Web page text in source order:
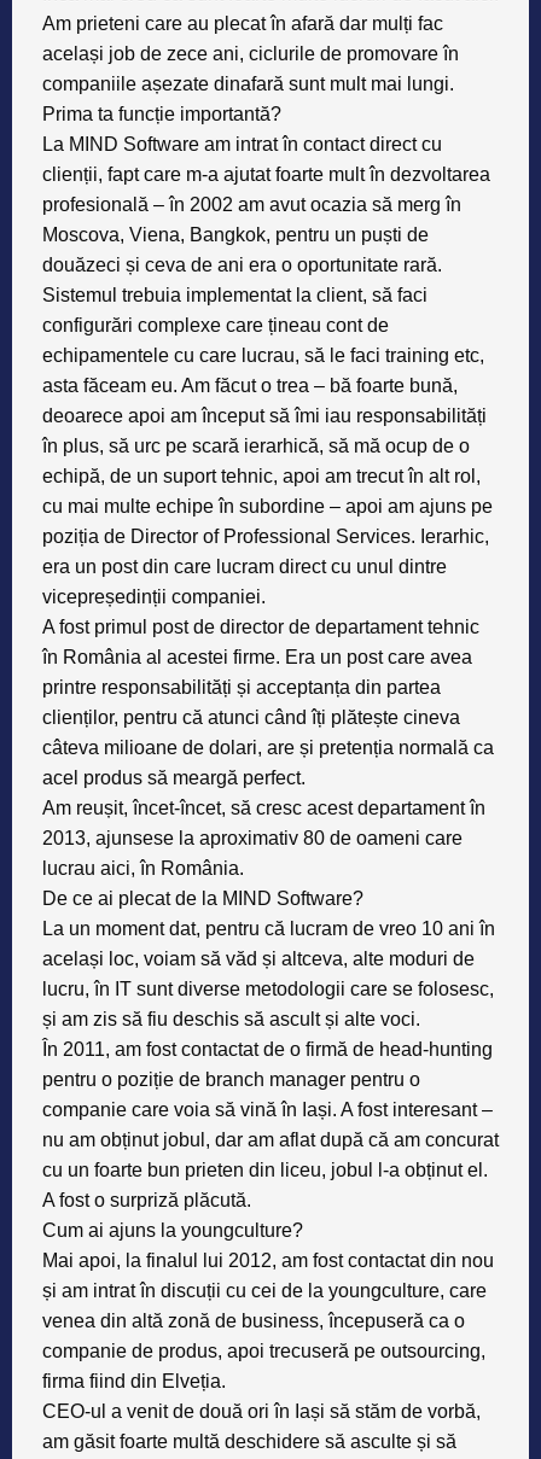
Am prieteni care au plecat în afară dar mulți fac
același job de zece ani, ciclurile de promovare în
companiile așezate dinafară sunt mult mai lungi.
Prima ta funcție importantă?
La MIND Software am intrat în contact direct cu
clienții, fapt care m-a ajutat foarte mult în dezvoltarea
profesională – în 2002 am avut ocazia să merg în
Moscova, Viena, Bangkok, pentru un puști de
douăzeci și ceva de ani era o oportunitate rară.
Sistemul trebuia implementat la client, să faci
configurări complexe care țineau cont de
echipamentele cu care lucrau, să le faci training etc,
asta făceam eu. Am făcut o trea – bă foarte bună,
deoarece apoi am început să îmi iau responsabilități
în plus, să urc pe scară ierarhică, să mă ocup de o
echipă, de un suport tehnic, apoi am trecut în alt rol,
cu mai multe echipe în subordine – apoi am ajuns pe
poziția de Director of Professional Services. Ierarhic,
era un post din care lucram direct cu unul dintre
vicepreședinții companiei.
A fost primul post de director de departament tehnic
în România al acestei firme. Era un post care avea
printre responsabilități și acceptanța din partea
clienților, pentru că atunci când îți plătește cineva
câteva milioane de dolari, are și pretenția normală ca
acel produs să meargă perfect.
Am reușit, încet-încet, să cresc acest departament în
2013, ajunsese la aproximativ 80 de oameni care
lucrau aici, în România.
De ce ai plecat de la MIND Software?
La un moment dat, pentru că lucram de vreo 10 ani în
același loc, voiam să văd și altceva, alte moduri de
lucru, în IT sunt diverse metodologii care se folosesc,
și am zis să fiu deschis să ascult și alte voci.
În 2011, am fost contactat de o firmă de head-hunting
pentru o poziție de branch manager pentru o
companie care voia să vină în Iași. A fost interesant –
nu am obținut jobul, dar am aflat după că am concurat
cu un foarte bun prieten din liceu, jobul l-a obținut el.
A fost o surpriză plăcută.
Cum ai ajuns la youngculture?
Mai apoi, la finalul lui 2012, am fost contactat din nou
și am intrat în discuții cu cei de la youngculture, care
venea din altă zonă de business, începuseră ca o
companie de produs, apoi trecuseră pe outsourcing,
firma fiind din Elveția.
CEO-ul a venit de două ori în Iași să stăm de vorbă,
am găsit foarte multă deschidere să asculte și să